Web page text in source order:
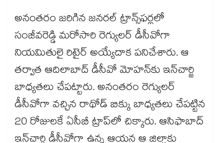
అనంతరం జరిగిన జనరల్​ ట్రాన్స్​ఫర్లలో
సంజీవరెడ్డి మరోసారి రెగ్యులర్​ డీసీవోగా
నియమితులై రిటైర్​ అయ్యేదాక పనిచేశారు. ఆ
తర్వాత ఆదిలాబాద్​ డీసీవో మోహన్​కు ఇన్​చార్జి
బాధ్యతలు చేపట్టారు. అనంతరం రెగ్యులర్​
డీసీవోగా వచ్చిన రాథోడ్​ బిక్కు బాధ్యతలు చేపట్టిన
20 రోజులకే ఏసీబీ ట్రాప్​లో చిక్కారు. ఆసిఫాబాద్​